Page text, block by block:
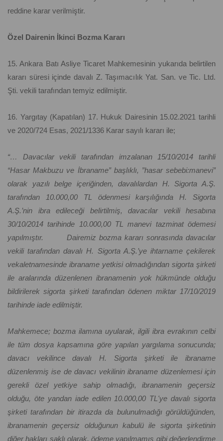
reddine karar verilmiştir.
Özel Dairenin İkinci Bozma Kararı
15. Ankara Batı Asliye Ticaret Mahkemesinin yukarıda belirtilen
kararı süresi içinde davalı Z. Taşımacılık Yat. San. ve Tic. Ltd.
Şti. vekili tarafından temyiz edilmiştir.
16. Yargıtay (Kapatılan) 17. Hukuk Dairesinin 15.02.2021 tarihli
ve 2020/724 Esas, 2021/1336 Karar sayılı kararı ile;
“… Davacılar vekili tarafından imzalanan 15/10/2014 tarihli
“Hasar Makbuzu ve İbraname” başlıklı, ”hasar sebebi:manevi”
olarak yazılı belge içeriğinden, davalılardan H. Sigorta A.Ş.
tarafından 10.000,00 TL ödenmesi karşılığında H. Sigorta
A.Ş.’nin ibra edileceği belirtilmiş, davacılar vekili hesabına
30/10/2014 tarihinde 10.000,00 TL manevi tazminat ödemesi
yapılmıştır. Dairemiz bozma kararı sonrasında davacılar
vekili tarafından davalı H. Sigorta A.Ş.’ye ihtarname çekilerek
vekaletnamesinde ibraname yetkisi olmadığından sigorta şirketi
ile aralarında düzenlenen ibranamenin yok hükmünde olduğu
bildirilerek sigorta şirketi tarafından ödenen miktar 17/10/2019
tarihinde iade edilmiştir.
Mahkemece; bozma ilamına uyularak, ilgili ibra evrakının celbi
ile tüm dosya kapsamına göre yapılan yargılama sonucunda;
davacı vekilince davalı H. Sigorta şirketi ile ibraname
düzenlenmiş ise de davacı vekilinin ibraname düzenlemesi için
gerekli özel yetkiye sahip olmadığı, ibranamenin geçersiz
olduğu, öte yandan iade edilen 10.000,00 TL'ye davalı sigorta
şirketi tarafından bir itirazda da bulunulmadığı görüldüğünden,
ibranamenin geçersiz olduğunun kabulü ile sigorta şirketinin
diğer hakları saklı olarak, ödeme yapılmamış gibi değerlendirme